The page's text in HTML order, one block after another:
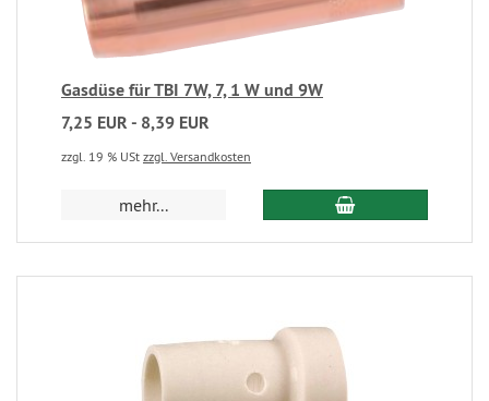
Gasdüse für TBI 7W, 7, 1 W und 9W
7,25 EUR - 8,39 EUR
zzgl. 19 % USt zzgl. Versandkosten
mehr...